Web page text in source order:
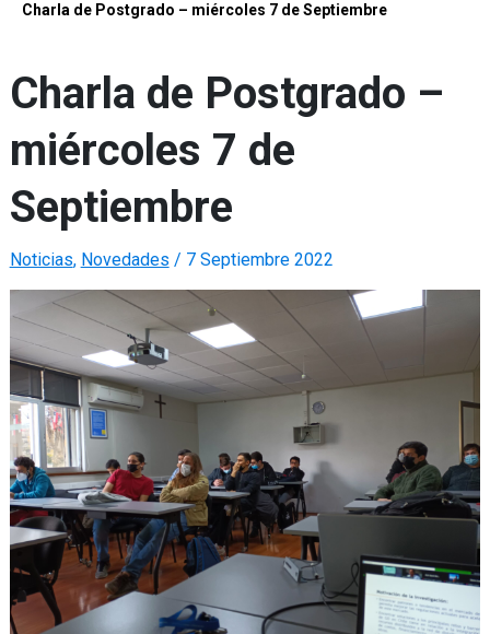
Charla de Postgrado – miércoles 7 de Septiembre
Charla de Postgrado –
miércoles 7 de
Septiembre
Noticias, Novedades / 7 Septiembre 2022